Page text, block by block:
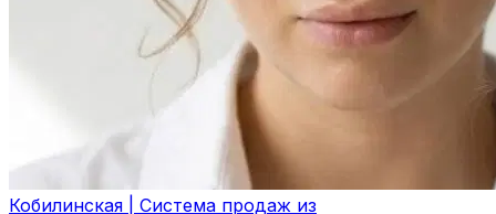
Кобилинская | Система продаж из